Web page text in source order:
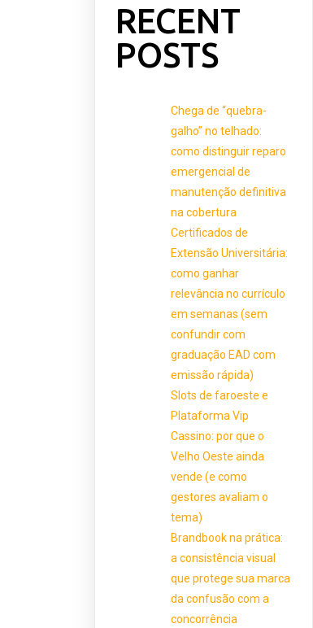
RECENT
POSTS
Chega de “quebra-
galho” no telhado:
como distinguir reparo
emergencial de
manutenção definitiva
na cobertura
Certificados de
Extensão Universitária:
como ganhar
relevância no currículo
em semanas (sem
confundir com
graduação EAD com
emissão rápida)
Slots de faroeste e
Plataforma Vip
Cassino: por que o
Velho Oeste ainda
vende (e como
gestores avaliam o
tema)
Brandbook na prática:
a consistência visual
que protege sua marca
da confusão com a
concorrência